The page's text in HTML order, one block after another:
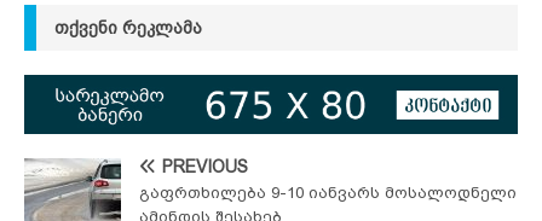
ᲗᲥᲕᲔᲜᲘ ᲠᲔᲙᲚᲐᲛᲐ
PREVIOUS
გაფრთხილება 9-10 იანვარს მოსალოდნელი
ამინდის შესახებ